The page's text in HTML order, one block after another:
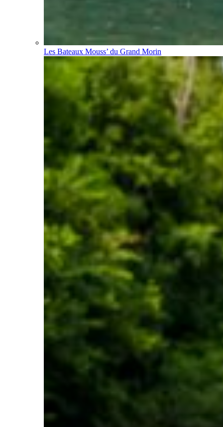
Les Bateaux Mouss’ du Grand Morin